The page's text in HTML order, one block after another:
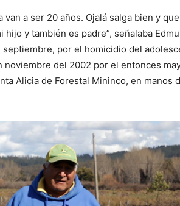
a ser 20 años. Ojalá salga bien y
y también es padre”, señalaba
por el homicidio del
noviembre del 2002 por el entonces
Alicia de Forestal Mininco, en manos